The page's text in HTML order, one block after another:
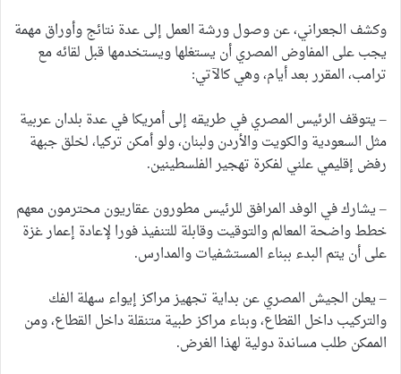
وكشف الجعراني، عن وصول ورشة العمل إلى عدة نتائج وأوراق مهمة
يجب على المفاوض المصري أن يستغلها ويستخدمها قبل لقائه مع
ترامب، المقرر بعد أيام، وهي كالآتي:
– يتوقف الرئيس المصري في طريقه إلى أمريكا في عدة بلدان عربية
مثل السعودية والكويت والأردن ولبنان، ولو أمكن تركيا، لخلق جبهة
رفض إقليمي علني لفكرة تهجير الفلسطينين.
– يشارك في الوفد المرافق للرئيس مطورون عقاريون محترمون معهم
خطط واضحة المعالم والتوقيت وقابلة للتنفيذ فورا لإعادة إعمار غزة
على أن يتم البدء ببناء المستشفيات والمدارس.
– يعلن الجيش المصري عن بداية تجهيز مراكز إيواء سهلة الفك
والتركيب داخل القطاع، وبناء مراكز طبية متنقلة داخل القطاع، ومن
الممكن طلب مساندة دولية لهذا الغرض.